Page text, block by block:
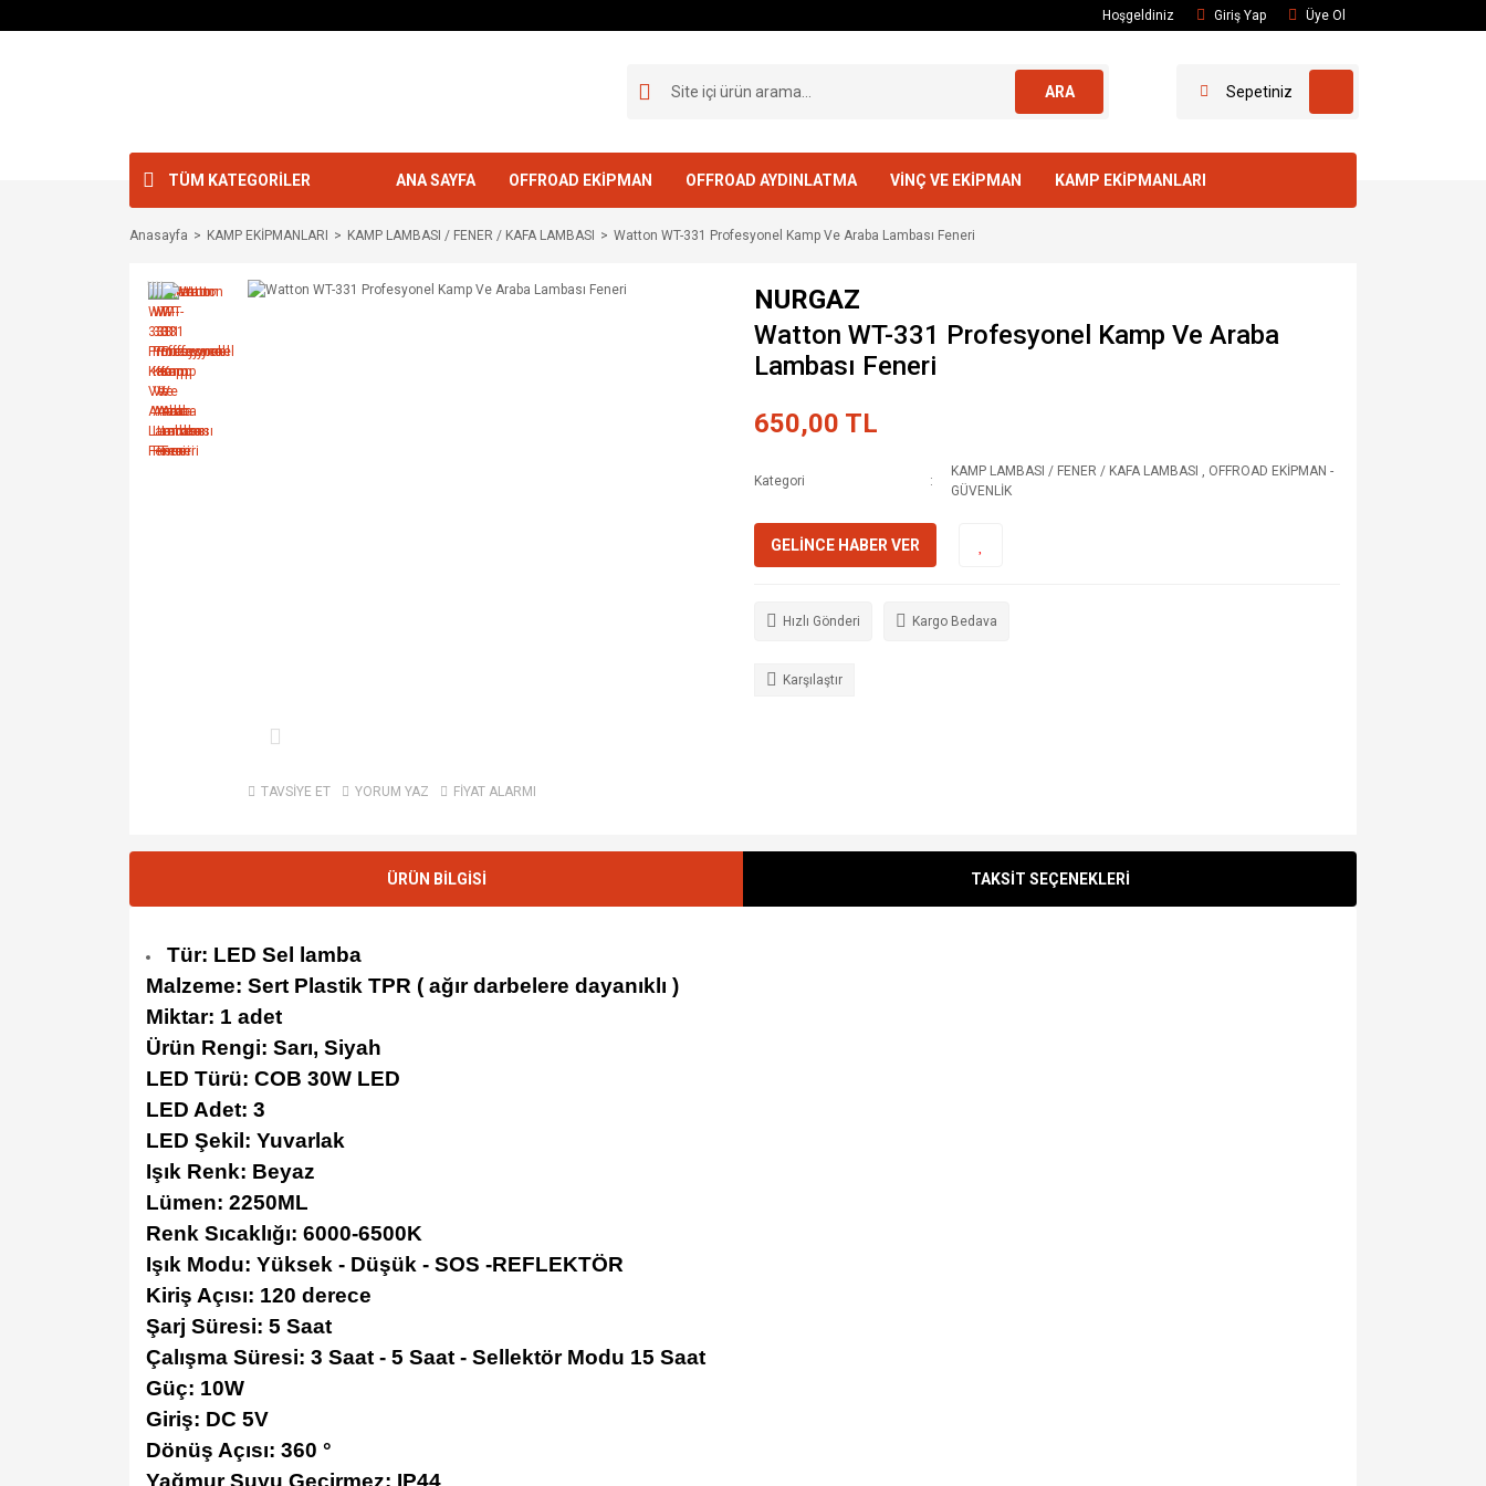
Hoşgeldiniz Giriş Yap Üye Ol
ARA Sepetiniz
TÜM KATEGORİLER ANA SAYFA OFFROAD EKİPMAN OFFROAD AYDINLATMA VİNÇ VE EKİPMAN KAMP EKİPMANLARI
Anasayfa KAMP EKİPMANLARI KAMP LAMBASI / FENER / KAFA LAMBASI Watton WT-331 Profesyonel Kamp Ve Araba Lambası Feneri
TAVSİYE ET YORUM YAZ FİYAT ALARMI
NURGAZ
Watton WT-331 Profesyonel Kamp Ve Araba
Lambası Feneri
650,00 TL
Kategori
KAMP LAMBASI / FENER / KAFA LAMBASI , OFFROAD EKİPMAN -
GÜVENLİK
GELİNCE HABER VER
Hızlı Gönderi Kargo Bedava
Karşılaştır
ÜRÜN BİLGİSİ TAKSİT SEÇENEKLERİ
Tür: LED Sel lamba
Malzeme: Sert Plastik TPR ( ağır darbelere dayanıklı )
Miktar: 1 adet
Ürün Rengi: Sarı, Siyah
LED Türü: COB 30W LED
LED Adet: 3
LED Şekil: Yuvarlak
Işık Renk: Beyaz
Lümen: 2250ML
Renk Sıcaklığı: 6000-6500K
Işık Modu: Yüksek - Düşük - SOS -REFLEKTÖR
Kiriş Açısı: 120 derece
Şarj Süresi: 5 Saat
Çalışma Süresi: 3 Saat - 5 Saat - Sellektör Modu 15 Saat
Güç: 10W
Giriş: DC 5V
Dönüş Açısı: 360 °